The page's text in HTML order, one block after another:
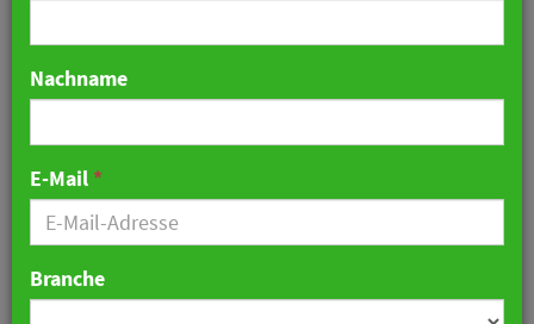
Beherbergungsverbot:
Unmut über
innerdeutsche
Reiseregeln wächst
13. Oktober 2020 08:33 Uhr| Hotellerie
Nachname
E-Mail *
Branche